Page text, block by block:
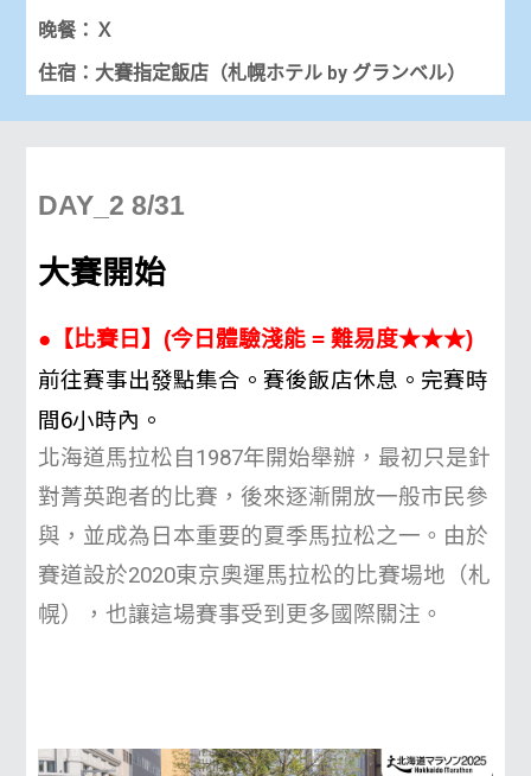
晚餐：Ｘ
住宿：大賽指定飯店（札幌ホテル by グランベル）
DAY_2 8/31
大賽開始
●【比賽日】(今日體驗淺能 = 難易度★★★)
前往賽事出發點集合。 賽後飯店休息。完賽時
間6小時內。
北海道馬拉松自1987年開始舉辦，最初只是針
對菁英跑者的比賽，後來逐漸開放一般市民參
與，並成為日本重要的夏季馬拉松之一。由於
賽道設於2020東京奧運馬拉松的比賽場地（札
幌），也讓這場賽事受到更多國際關注。